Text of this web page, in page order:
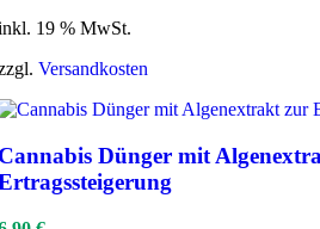
19 % MwSt.
Versandkosten
Dünger mit